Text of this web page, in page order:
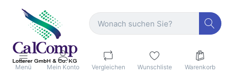
Menü Mein Konto Vergleichen Wunschliste Warenkorb